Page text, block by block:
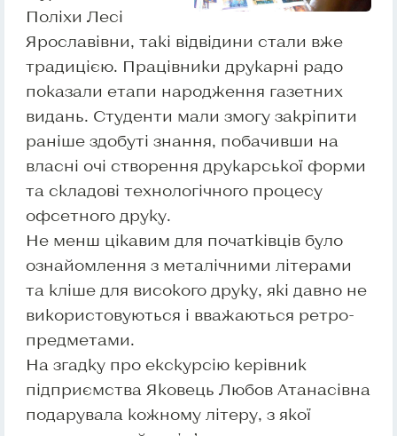
Поліхи Лесі
Ярославівни, такі відвідини стали вже
традицією. Працівники друкарні радо
показали етапи народження газетних
видань. Студенти мали змогу закріпити
раніше здобуті знання, побачивши на
власні очі створення друкарської форми
та складові технологічного процесу
офсетного друку.
Не менш цікавим для початківців було
ознайомлення з металічними літерами
та кліше для високого друку, які давно не
використовуються і вважаються ретро-
предметами.
На згадку про екскурсію керівник
підприємства Яковець Любов Атанасівна
подарувала кожному літеру, з якої